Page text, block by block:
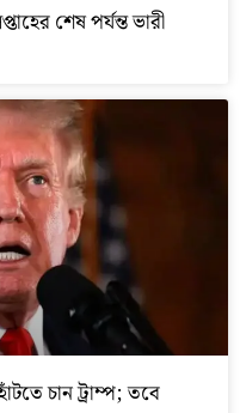
শেষ পর্যন্ত ভারী
চান ট্রাম্প; তবে